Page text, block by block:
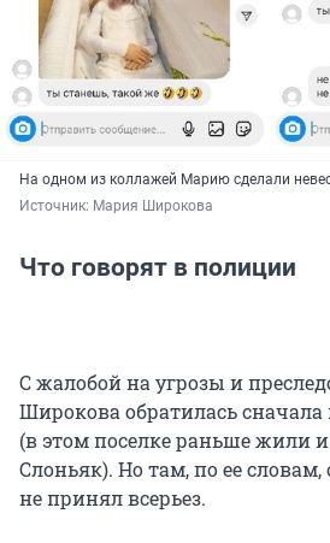
На одном из коллажей Марию сделали
Источник: Мария Широкова
Что говорят в полиции
С жалобой на угрозы и
Широкова обратилась
(в этом поселке раньше жили
Слоньяк). Но там, по ее
не принял всерьез.